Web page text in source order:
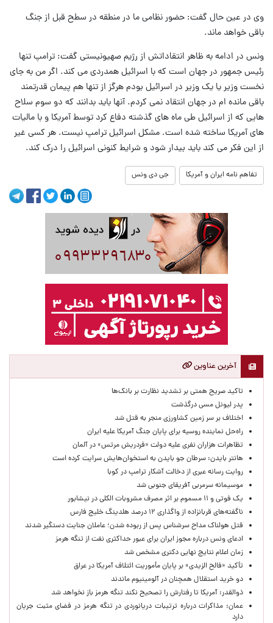
وی در عین حال گفت: حضور نظامی ما در منطقه در سطح قبل از جنگ
باقی خواهد ماند.
ونس در ادامه به ظاهر انتقاداتش از رژیم صهیونیستی گفت: ترامپ تنها
رئیس جمهور در جهان است که با اسرائیل همدردی می کند. اگر من به جای
نخست وزیر یا یک وزیر در اسرائیل بودم هرگز از تنها هم پیمان قدرتمند
باقی مانده ام در جهان انتقاد نمی کردم. آنها باید بدانند که دو سوم سلاح
هایی که از اسرائیل طی ماه های گذشته دفاع کرد توسط آمریکا و با مالیات
های آمریکا ساخته شده است. مشکل اسرائیل ترامپ نیست. هر کسی غیر
از این فکر می کند باید بیدار شود و شرایط کنونی اسرائیل را درک کند.
تفاهم نامه ایران و آمریکا جی دی ونس
آخرین عناوین
تاکید صریح همتی بر تشدید نظارت بر بانک‌ها
پدر لیونل مسی درگذشت
اختلاف بر سر زمین کشاورزی منجر به قتل شد
راه‌حل نماینده روسیه برای پایان جنگ آمریکا علیه ایران
تظاهرات هزاران نفری علیه دولت «فردریش مرتس» در آلمان
هانتر بایدن: سرطان جو بایدن به استخوان‌هایش سرایت کرده است
روایت رسانه عبری از دخالت آشکار ترامپ در کوبا
موسیمانه سرمربی آفریقای جنوبی شد
یک فوتی و ۱۱ مسموم بر اثر مصرف مشروبات الکلی در نیشابور
ناگفته‌های قربانزاده از واگذاری ۱۲ درصد هلدینگ خلیج فارس
قتل هولناک مداح سرشناس پس از ربوده شدن؛ عاملان جنایت دستگیر شدند
ادعای ونس درباره مجوز ایران برای عبور حداکثری نفت از تنگه هرمز
زمان اعلام نتایج نهایی دکتری مشخص شد
تأکید «فالح الزیدی» بر پایان مأموریت ائتلاف آمریکا در عراق
دو خرید استقلال همچنان در آلومینیوم ماندند
ذوالقدر: آمریکا تا رفتارش را تصحیح نکند تنگه هرمز باز نخواهد شد
عمان: مذاکرات درباره ترتیبات دریانوردی در تنگه هرمز در فضای مثبت جریان
دارد